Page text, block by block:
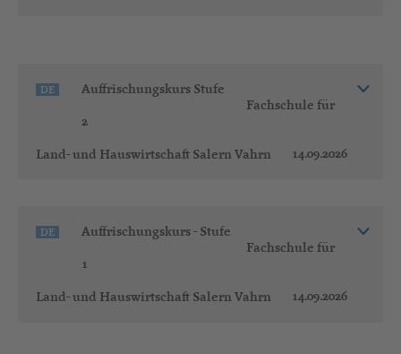
DE
Auffrischungskurs Stufe
2
Fachschule für
Land- und Hauswirtschaft Salern Vahrn 14.09.2026
DE
Auffrischungskurs - Stufe
1
Fachschule für
Land- und Hauswirtschaft Salern Vahrn 14.09.2026